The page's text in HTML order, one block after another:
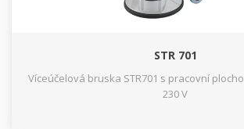
STR 701
Víceúčelová bruska STR701 s pracovní
230 V